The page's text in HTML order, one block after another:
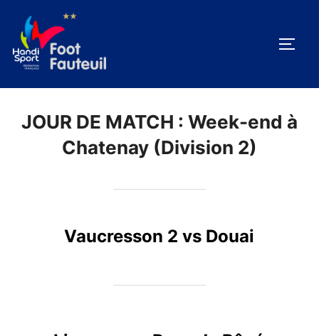
contenu
JOUR DE MATCH : Week-end à
Chatenay (Division 2)
Vaucresson 2 vs Douai